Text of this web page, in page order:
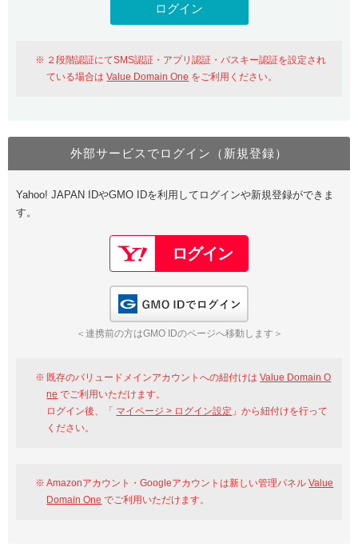
おすすめ One レンタルサーバーを含む最新の機能を使う方
Value Domain Oneにログイン
Google
GMO ID Amazon
※AmazonはValue Domain Oneのログイン画面へ遷移します
Value Domain Oneアカウント作成
以下でも登録可能
Google Yahoo!
GMO ID
２段階認証にてSMS認証・アプリ認証・パスキー認証を設定され
ている場合はValue Domain One をご利用ください。
外部サービスでログイン（新規登録）
Yahoo! JAPAN IDやGMO IDを利用してログインや新規登録ができま
す。
＜連携前の方はGMO IDのページへ移動します＞
既存のバリュードメインアカウントへの紐付けはValue Domain O
ne でご利用いただけます。
ログイン後、「 マイページ > ログイン設定 」から紐付けを行って
ください。
Amazonアカウント・Googleアカウントは新しい管理パネルValue
Domain One でご利用いただけます。